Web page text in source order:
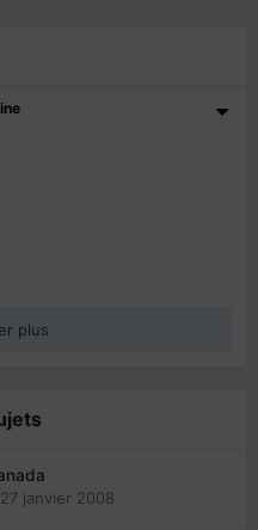
plus
27 janvier 2008